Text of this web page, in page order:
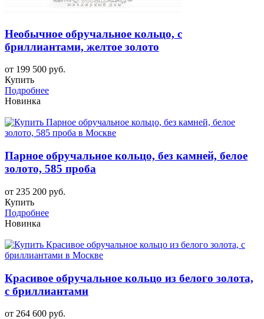
Необычное обручальное кольцо, с
бриллиантами, желтое золото
от 199 500 руб.
Купить
Подробнее
Новинка
Парное обручальное кольцо, без камней, белое
золото, 585 проба
от 235 200 руб.
Купить
Подробнее
Новинка
Красивое обручальное кольцо из белого золота,
с бриллиантами
от 264 600 руб.